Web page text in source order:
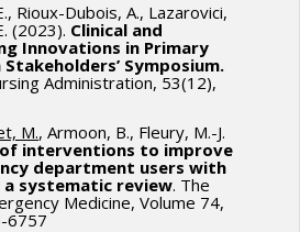
Rioux-Dubois, A., Lazarovici,
(2023). Clinical and
Innovations in Primary
Symposium.
Administration, 53(12),
M., Armoon, B., Fleury, M.-J.
interventions to improve
department users with
a systematic review. The
Medicine, Volume 74,
6757